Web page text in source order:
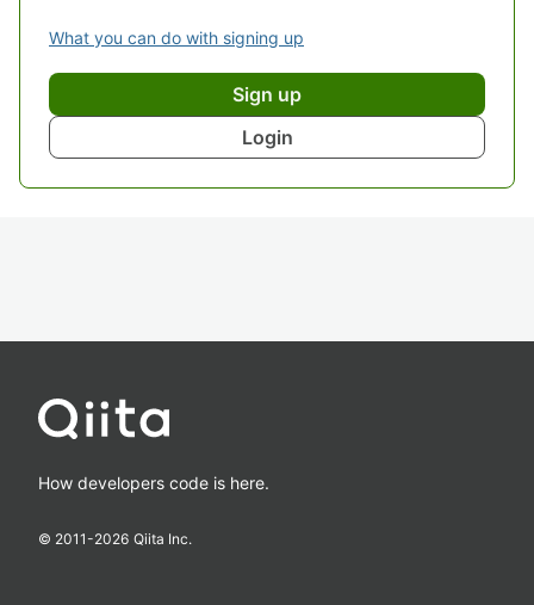
What you can do with signing up
Sign up
Login
How developers code is here.
© 2011-2026 Qiita Inc.